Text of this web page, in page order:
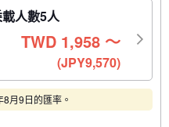
人數5人
TWD 1,958 〜
(JPY9,570)
月9日的匯率。